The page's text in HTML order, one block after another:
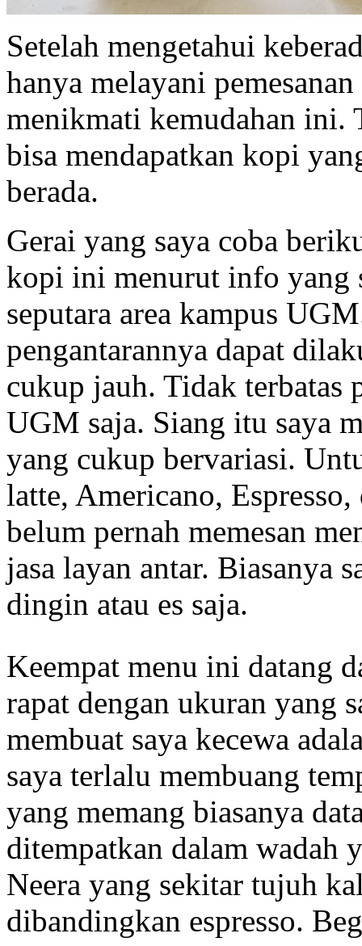
Setelah mengetahui
hanya melayani
menikmati kemudahan ini.
bisa mendapatkan kopi
berada.
Gerai yang saya coba
kopi ini menurut info yang
seputara area kampus
pengantarannya dapat
cukup jauh. Tidak terbatas
UGM saja. Siang itu saya
yang cukup bervariasi.
latte, Americano,
belum pernah memesan
jasa layan antar. Biasanya
dingin atau es saja.
Keempat menu ini datang
rapat dengan ukuran yang
membuat saya kecewa
saya terlalu membuang
yang memang biasanya
ditempatkan dalam wadah
Neera yang sekitar tujuh
dibandingkan espresso.